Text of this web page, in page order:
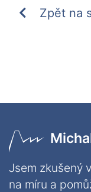
Zpět na
Jsem zkušený
na míru a